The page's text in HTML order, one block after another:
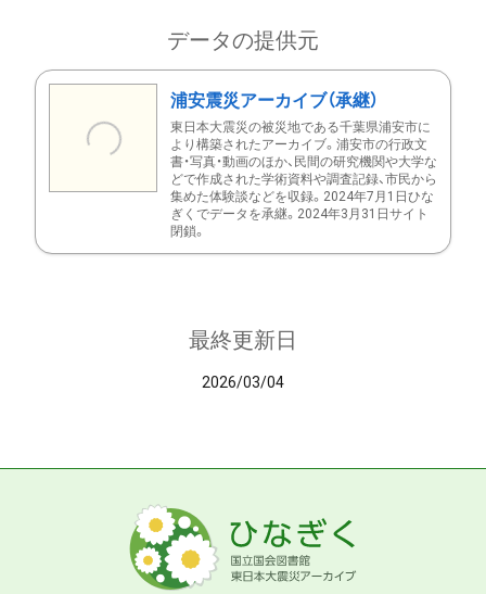
データの提供元
浦安震災アーカイブ（承継）
東日本大震災の被災地である千葉県浦安市に
より構築されたアーカイブ。浦安市の行政文
書・写真・動画のほか、民間の研究機関や大学な
どで作成された学術資料や調査記録、市民から
集めた体験談などを収録。2024年7月1日ひな
ぎくでデータを承継。2024年3月31日サイト
閉鎖。
最終更新日
2026/03/04